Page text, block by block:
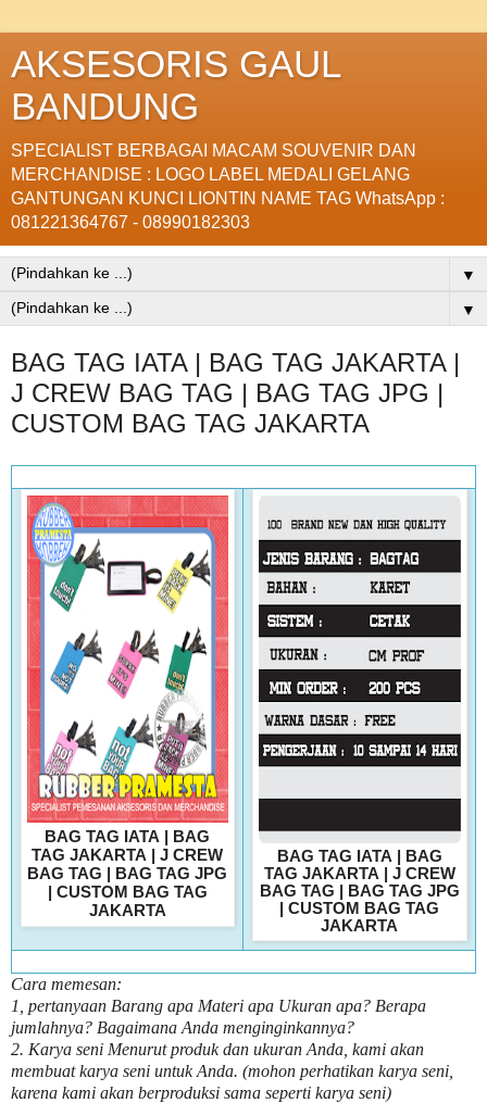
AKSESORIS GAUL
BANDUNG
SPECIALIST BERBAGAI MACAM SOUVENIR DAN
MERCHANDISE : LOGO LABEL MEDALI GELANG
GANTUNGAN KUNCI LIONTIN NAME TAG WhatsApp :
081221364767 - 08990182303
▼
▼
BAG TAG IATA | BAG TAG JAKARTA |
J CREW BAG TAG | BAG TAG JPG |
CUSTOM BAG TAG JAKARTA
BAG TAG IATA
BAG
TAG JAKARTA
J CREW
BAG TAG
BAG TAG JPG
CUSTOM BAG TAG
JAKARTA
BAG TAG IATA
BAG
TAG JAKARTA
J CREW
BAG TAG
BAG TAG JPG
CUSTOM BAG TAG
JAKARTA
Cara memesan:
1, pertanyaan Barang apa Materi apa Ukuran apa? Berapa
jumlahnya? Bagaimana Anda menginginkannya?
2. Karya seni Menurut produk dan ukuran Anda, kami akan
membuat karya seni untuk Anda. (mohon perhatikan karya seni,
karena kami akan berproduksi sama seperti karya seni)